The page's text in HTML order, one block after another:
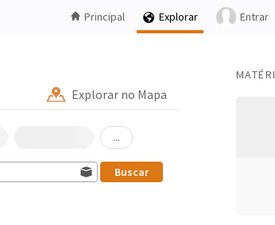
Entrar
Explorar
Principal
Explorar no Mapa
...